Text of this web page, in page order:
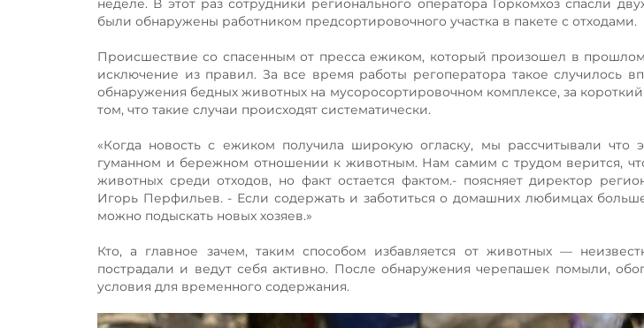
были обнаружены работником предсортировочного участка в пакете с отходами.
Происшествие со спасенным от пресса ежиком, который произошел в
исключение из правил. За все время работы регоператора такое случилось
обнаружения бедных животных на мусоросортировочном комплексе, за
том, что такие случаи происходят систематически.
«Когда новость с ежиком получила широкую огласку, мы рассчитывали что
гуманном и бережном отношении к животным. Нам самим с трудом верится,
животных среди отходов, но факт остается фактом.- поясняет директор
Игорь Перфильев. - Если содержать и заботиться о домашних любимцах
можно подыскать новых хозяев.»
Кто, а главное зачем, таким способом избавляется от животных —
пострадали и ведут себя активно. После обнаружения черепашек помыли,
условия для временного содержания.